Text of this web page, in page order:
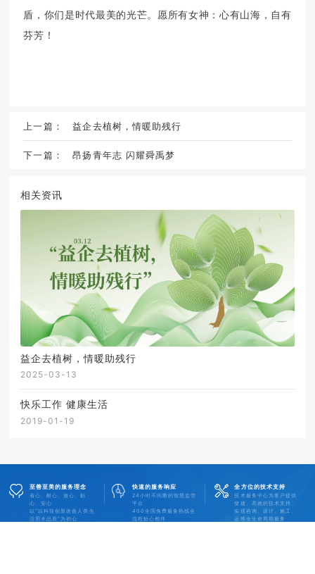
盾，你们是时代最美的光芒。愿所有女神：心有山海，自有
芬芳！
上一篇： 益企去植树，情暖助残行
下一篇： 昂扬青年志 闪耀舜禹梦
相关资讯
益企去植树，情暖助残行
2025-03-13
快乐工作 健康生活
2019-01-19
至善至美的服务理念
省心、耐心、放心、贴
心、安心
以“以科技创新改善人类生
活用水品质”为初心
快速的服务响应
24小时不间断的智慧监管
平台
400全国免费服务热线全
流程贴心相伴
全方位的技术支持
技术服务中心为客户提供
便捷、高效的技术支持
实现咨询、设计、施工、
运维全生命周期服务